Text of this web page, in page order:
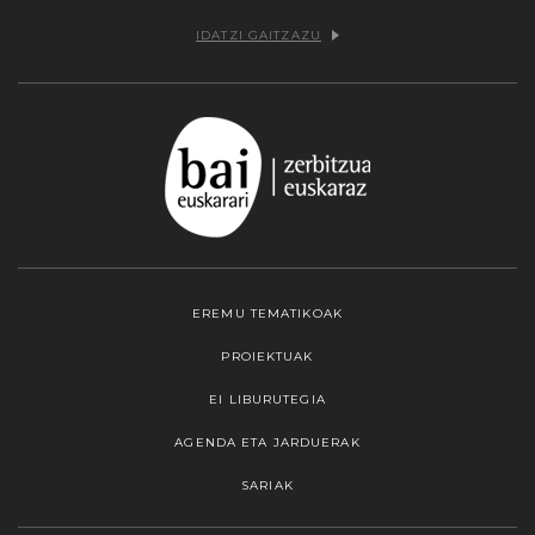
IDATZI GAITZAZU
EREMU TEMATIKOAK
PROIEKTUAK
EI LIBURUTEGIA
AGENDA ETA JARDUERAK
SARIAK